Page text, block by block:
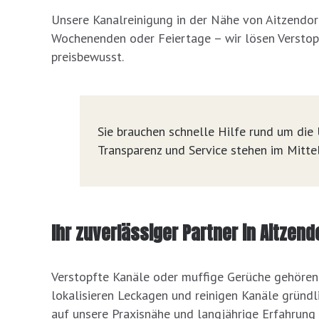
Unsere Kanalreinigung in der Nähe von
Wochenenden oder Feiertage – wir lösen
preisbewusst.
Sie brauchen schnelle Hilfe rund um
Transparenz und Service stehen im
Ihr zuverlässiger Partner in
Verstopfte Kanäle oder muffige Gerüche
lokalisieren Leckagen und reinigen Kanäle
auf unsere Praxisnähe und langjährige